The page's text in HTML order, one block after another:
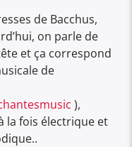
de Bacchus,
on parle de
et ça correspond
de
),
la fois électrique et